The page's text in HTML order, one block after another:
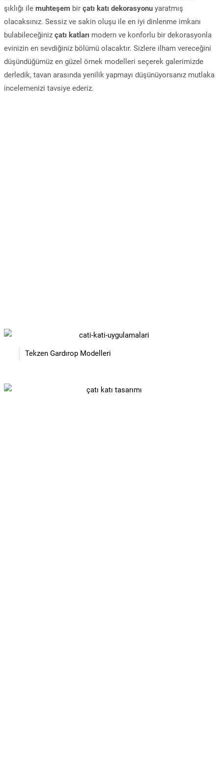
şıklığı ile muhteşem bir çatı katı dekorasyonu yaratmış
olacaksınız. Sessiz ve sakin oluşu ile en iyi dinlenme imkanı
bulabileceğiniz çatı katları modern ve konforlu bir dekorasyonla
evinizin en sevdiğiniz bölümü olacaktır. Sizlere ilham vereceğini
düşündüğümüz en güzel örnek modelleri seçerek galerimizde
derledik, tavan arasında yenilik yapmayı düşünüyorsanız mutlaka
incelemenizi tavsiye ederiz.
Tekzen Gardırop Modelleri